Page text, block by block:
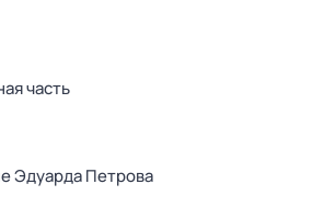
часть
Эдуарда Петрова